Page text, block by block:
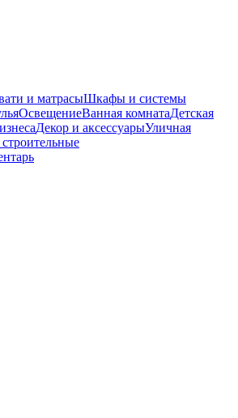
и матрасыШкафы и системы
ОсвещениеВанная комнатаДетская
Декор и аксессуарыУличная